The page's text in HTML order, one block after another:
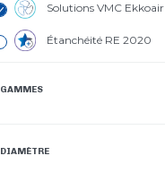
Solutions VMC Ekkoair
Étanchéité RE 2020
GAMMES
DIAMÈTRE